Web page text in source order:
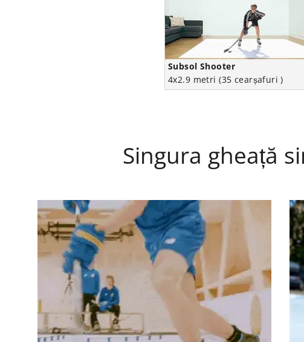
Subsol Shooter
4x2.9 metri (35 cearșafuri )
Singura gheață